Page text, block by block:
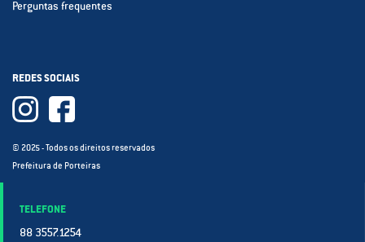
Perguntas frequentes
REDES SOCIAIS
© 2025 - Todos os direitos reservados
Prefeitura de Porteiras
TELEFONE
88 3557.1254